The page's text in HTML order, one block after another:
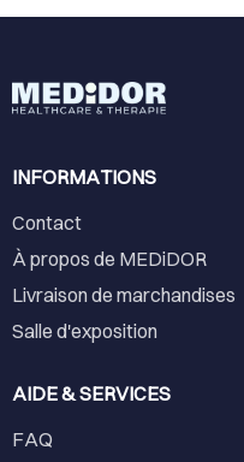
INFORMATIONS
Contact
À propos de MEDiDOR
Livraison de marchandises
Salle d'exposition
AIDE & SERVICES
FAQ